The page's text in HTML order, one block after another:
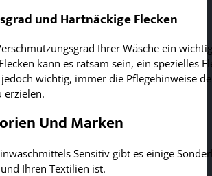
und Hartnäckige Flecken
Ihrer Wäsche ein
kann es ratsam sein, ein spezielles
wichtig, immer die Pflegehinweise
erzielen.
Und Marken
Sensitiv gibt es einige
Ihren Textilien ist.